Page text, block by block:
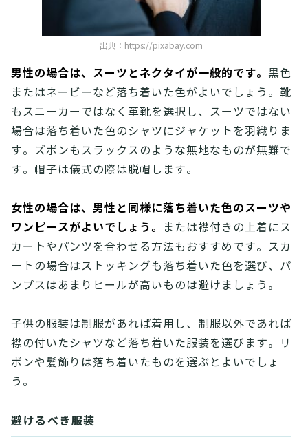
出典： https://pixabay.com
男性の場合は、スーツとネクタイが一般的です。
黒色
またはネービーなど落ち着いた色がよいでしょう。靴
もスニーカーではなく革靴を選択し、スーツではない
場合は落ち着いた色のシャツにジャケットを羽織りま
す。ズボンもスラックスのような無地なものが無難で
す。帽子は儀式の際は脱帽します。
女性の場合は、男性と同様に落ち着いた色のスーツや
ワンピースがよいでしょう。
または襟付きの上着にス
カートやパンツを合わせる方法もおすすめです。スカ
ートの場合はストッキングも落ち着いた色を選び、パ
ンプスはあまりヒールが高いものは避けましょう。
子供の服装は制服があれば着用し、制服以外であれば
襟の付いたシャツなど落ち着いた服装を選びます。リ
ボンや髪飾りは落ち着いたものを選ぶとよいでしょ
う。
避けるべき服装